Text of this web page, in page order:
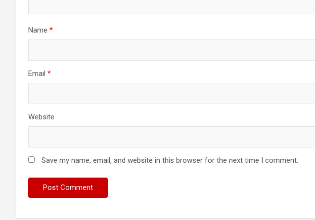
Name *
Email *
Website
Save my name, email, and website in this browser for the next time I comment.